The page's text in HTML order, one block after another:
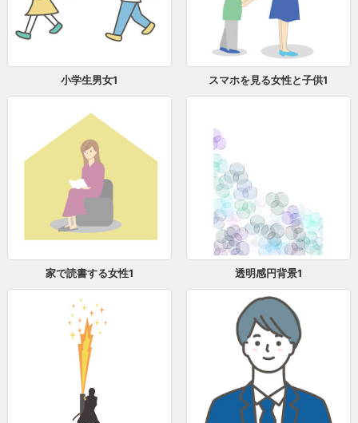
小学生男女1 スマホを見る女性と子供1
家で読書する女性1 透明感円背景1